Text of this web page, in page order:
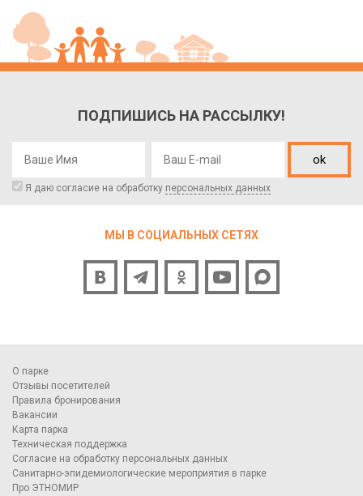
ПОДПИШИСЬ НА РАССЫЛКУ!
ok
Я даю согласие на обработку персональных данных
МЫ В СОЦИАЛЬНЫХ СЕТЯХ
О парке
Отзывы посетителей
Правила бронирования
Вакансии
Карта парка
Техническая поддержка
Согласие на обработку персональных данных
Санитарно-эпидемиологические мероприятия в парке
Про ЭТНОМИР